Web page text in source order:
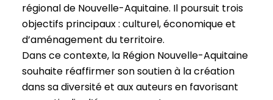
régional de Nouvelle-Aquitaine. Il poursuit trois
objectifs principaux : culturel, économique et
d’aménagement du territoire.
Dans ce contexte, la Région Nouvelle-Aquitaine
souhaite réaffirmer son soutien à la création
dans sa diversité et aux auteurs en favorisant